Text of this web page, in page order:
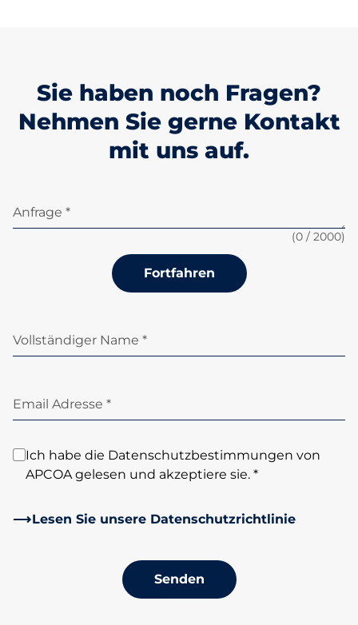
Sie haben noch Fragen?
Nehmen Sie gerne Kontakt
mit uns auf.
Anfrage *
(0 / 2000)
Fortfahren
Vollständiger Name *
Email Adresse *
Ich habe die Datenschutzbestimmungen von
APCOA gelesen und akzeptiere sie. *
Lesen Sie unsere Datenschutzrichtlinie
Senden